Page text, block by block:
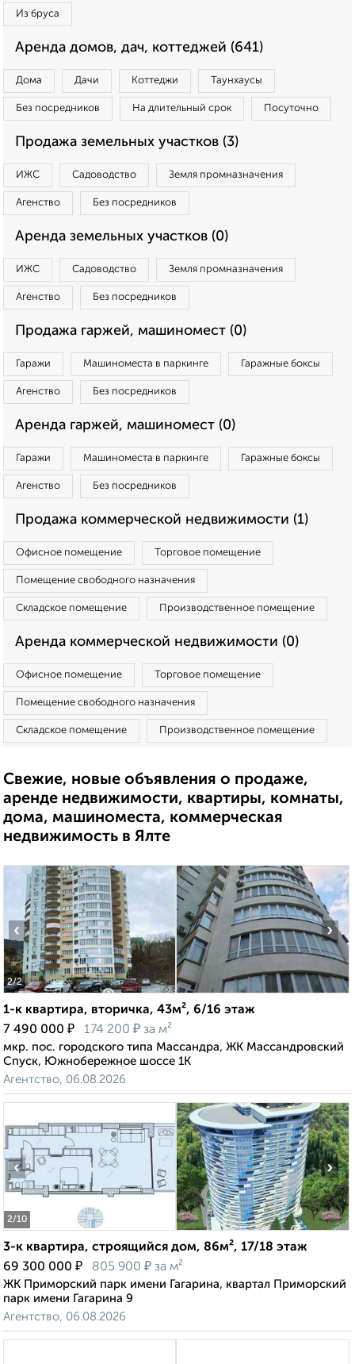
Из бруса
Аренда домов, дач, коттеджей (641)
Дома Дачи Коттеджи Таунхаусы
Без посредников На длительный срок Посуточно
Продажа земельных участков (3)
ИЖС Садоводство Земля промназначения
Агенство Без посредников
Аренда земельных участков (0)
ИЖС Садоводство Земля промназначения
Агенство Без посредников
Продажа гаржей, машиномест (0)
Гаражи Машиноместа в паркинге Гаражные боксы
Агенство Без посредников
Аренда гаржей, машиномест (0)
Гаражи Машиноместа в паркинге Гаражные боксы
Агенство Без посредников
Продажа коммерческой недвижимости (1)
Офисное помещение Торговое помещение
Помещение свободного назначения
Складское помещение Производственное помещение
Аренда коммерческой недвижимости (0)
Офисное помещение Торговое помещение
Помещение свободного назначения
Складское помещение Производственное помещение
Свежие, новые объявления о продаже,
аренде недвижимости, квартиры, комнаты,
дома, машиноместа, коммерческая
недвижимость в Ялте
2/2
‹ ›
1-к квартира, вторичка, 43м², 6/16 этаж
7 490 000 ₽ 174 200 ₽ за м²
мкр. пос. городского типа Массандра, ЖК Массандровский
Спуск, Южнобережное шоссе 1К
Агентство, 06.08.2026
2/10
‹ ›
3-к квартира, строящийся дом, 86м², 17/18 этаж
69 300 000 ₽ 805 900 ₽ за м²
ЖК Приморский парк имени Гагарина, квартал Приморский
парк имени Гагарина 9
Агентство, 06.08.2026